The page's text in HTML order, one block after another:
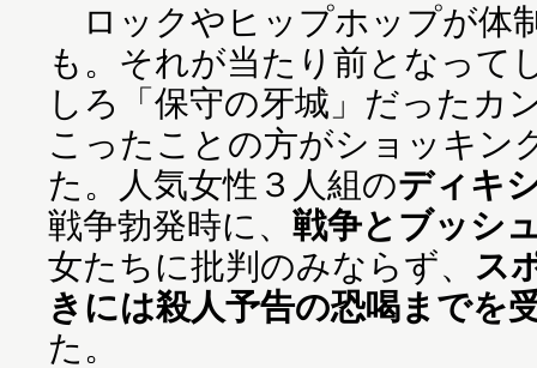
ロックやヒップホップが体
も。それが当たり前となって
しろ「保守の牙城」だったカ
こったことの方がショッキン
た。人気女性３人組のディキ
戦争勃発時に、 戦争とブッシ
女たちに批判のみならず、 ス
きには殺人予告の恐喝までを
た。